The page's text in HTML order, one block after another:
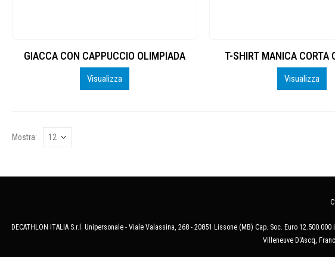
GIACCA CON CAPPUCCIO OLIMPIADA
Visualizza
T-SHIRT MANICA CORTA
Visualizza
Mostra:
DECATHLON ITALIA S.r.l. Unipersonale - Viale Valassina, 268 - 20851 Lissone (MB) Cap. Soc. Euro
Villeneuve D'Ascq,